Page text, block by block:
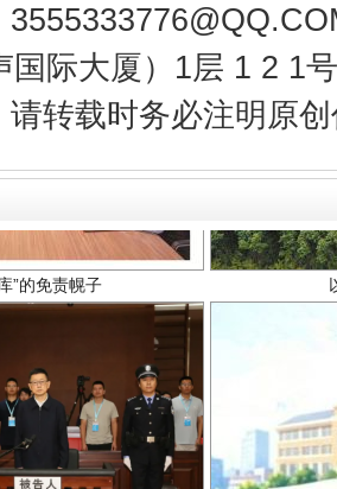
国际大厦）1层 1 2 1
请转载时务必注明原
段成刚被判无期 从幼